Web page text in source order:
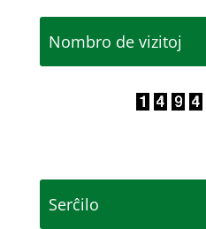
Nombro de vizitoj
Serĉilo